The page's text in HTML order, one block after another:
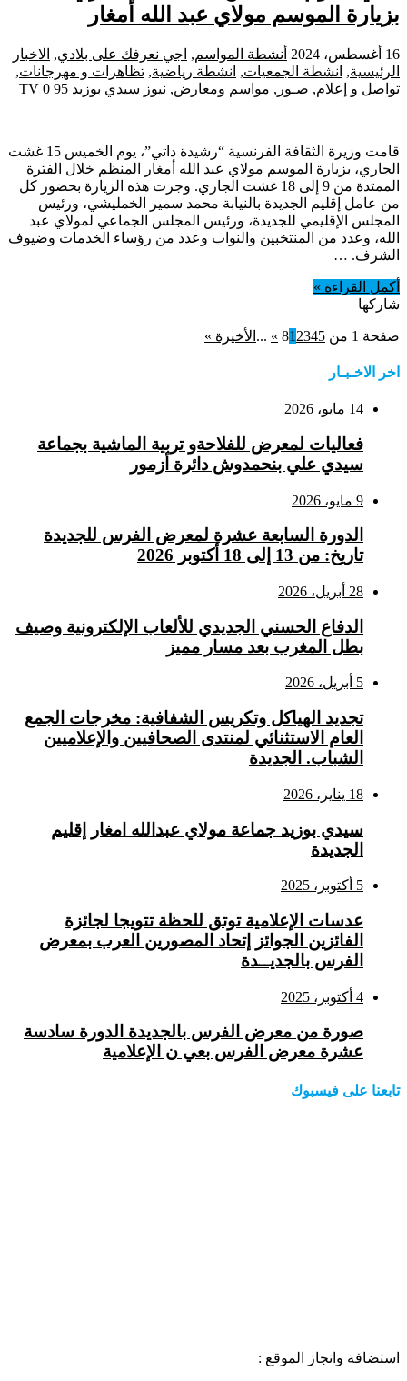
بزيارة الموسم مولاي عبد الله أمغار
16 أغسطس، 2024 أنشطة المواسم, اجي نعرفك على بلادي, الاخبار
الرئيسية, انشطة الجمعيات, انشطة رياضية, تظاهرات و مهرجانات,
تواصل و إعلام, صـور , مواسم ومعارض, نيوز سيدي بوزيد TV 0 95
قامت وزيرة الثقافة الفرنسية “رشيدة داتي”، يوم الخميس 15 غشت
الجاري، بزيارة الموسم مولاي عبد الله أمغار المنظم خلال الفترة
الممتدة من 9 إلى 18 غشت الجاري. وجرت هذه الزيارة بحضور كل
من عامل إقليم الجديدة بالنيابة محمد سمير الخمليشي، ورئيس
المجلس الإقليمي للجديدة، ورئيس المجلس الجماعي لمولاي عبد
الله، وعدد من المنتخبين والنواب وعدد من رؤساء الخدمات وضيوف
الشرف. …
أكمل القراءة »
شاركها
صفحة 1 من 8 1 2345
»
... الأخيرة »
اخر الاخـبـار
14 مايو، 2026
فعاليات لمعرض للفلاحةو تربية الماشية بجماعة
سيدي علي بنحمدوش دائرة أزمور
9 مايو، 2026
الدورة السابعة عشرة لمعرض الفرس للجديدة
تاريخ: من 13 إلى 18 أكتوبر 2026
28 أبريل، 2026
الدفاع الحسني الجديدي للألعاب الإلكترونية وصيف
بطل المغرب بعد مسار مميز
5 أبريل، 2026
تجديد الهياكل وتكريس الشفافية: مخرجات الجمع
العام الاستثنائي لمنتدى الصحافيين والإعلاميين
الشباب. الجديدة
18 يناير، 2026
سيدي بوزيد جماعة مولاي عبدالله امغار إقليم
الجديدة
5 أكتوبر، 2025
عدسات الإعلامية توتق للحظة تتويجا لجائزة
الفائزين الجوائز إتحاد المصورين العرب بمعرض
الفرس بالجديــدة
4 أكتوبر، 2025
صورة من معرض الفرس بالجديدة الدورة سادسة
عشرة معرض الفرس بعي ن الإعلامية
تابعنا على فيسبوك
استضافة وانجاز الموقع :